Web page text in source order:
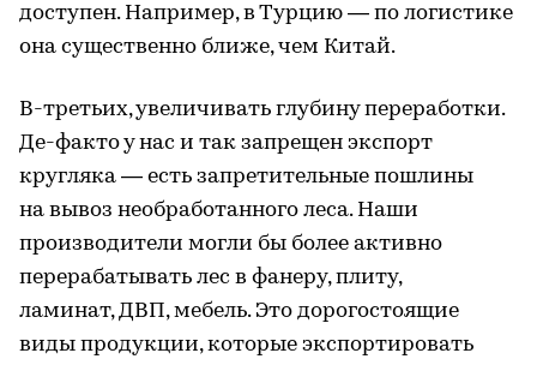
доступен. Например, в Турцию — по логистике
она существенно ближе, чем Китай.
В-третьих, увеличивать глубину переработки.
Де-факто у нас и так запрещен экспорт
кругляка — есть запретительные пошлины
на вывоз необработанного леса. Наши
производители могли бы более активно
перерабатывать лес в фанеру, плиту,
ламинат, ДВП, мебель. Это дорогостоящие
виды продукции, которые экспортировать